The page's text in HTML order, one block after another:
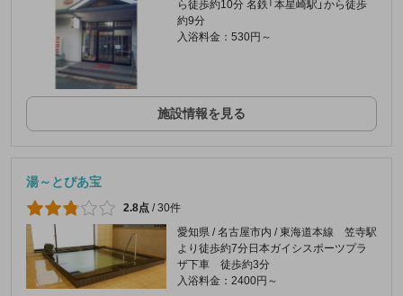
ら徒歩約10分 名鉄「本星崎駅」から徒歩
約9分
入浴料金：530円～
施設情報を見る
湯～とぴあ宝
2.8点 /30件
愛知県 / 名古屋市内 / 東海道本線 笠寺駅
より徒歩約7分日本ガイシスポーツプラ
ザ下車 徒歩約3分
入浴料金：2400円～